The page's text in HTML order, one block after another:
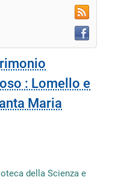
RSS
: Lomello e
Maria
della Scienza e